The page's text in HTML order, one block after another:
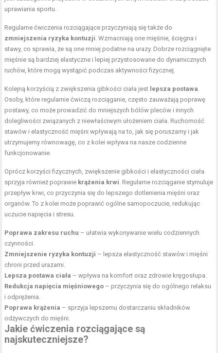
uprawiania sportu.
Regularne ćwiczenia rozciągające przyczyniają się także do
zmniejszenia ryzyka kontuzji. Wzmacniają one mięśnie, ścięgna i
stawy, co sprawia, że są one mniej podatne na urazy. Dobrze rozciągnięte
mięśnie są bardziej elastyczne i lepiej przystosowane do dynamicznych
ruchów, które mogą wystąpić podczas aktywności fizycznej.
Kolejną korzyścią z zwiększenia gibkości ciała jest lepsza postawa.
Osoby, które regularnie ćwiczą rozciąganie, często zauważają poprawę
postawy, co może prowadzić do mniejszych bólów pleców i innych
dolegliwości związanych z niewłaściwym ułożeniem ciała. Ruchomość
stawów i elastyczność mięśni wpływają na to, jak się poruszamy i jak
utrzymujemy równowagę, co z kolei wpływa na nasze codzienne
funkcjonowanie.
Oprócz korzyści fizycznych, zwiększenie gibkości i elastyczności ciała
sprzyja również poprawie krążenia krwi. Regularne rozciąganie stymuluje
przepływ krwi, co przyczynia się do lepszego dotlenienia mięśni oraz
organów. To z kolei może poprawić ogólne samopoczucie, redukując
uczucie napięcia i stresu.
Poprawa zakresu ruchu – ułatwia wykonywanie wielu codziennych
czynności.
Zmniejszenie ryzyka kontuzji – lepsza elastyczność stawów i mięśni
chroni przed urazami.
Lepsza postawa ciała – wpływa na komfort oraz zdrowie kręgosłupa.
Redukcja napięcia mięśniowego – przyczynia się do ogólnego relaksu
i odprężenia.
Poprawa krążenia – sprzyja lepszemu dostarczaniu składników
odżywczych do mięśni.
Jakie ćwiczenia rozciągające są
najskuteczniejsze?